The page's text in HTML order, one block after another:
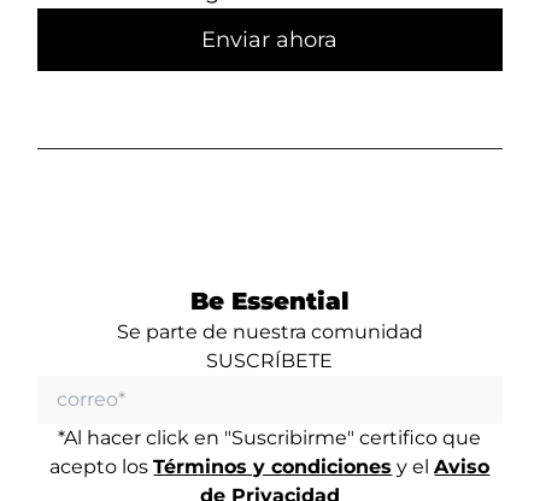
Be Essential
Se parte de nuestra comunidad
SUSCRÍBETE
*Al hacer click en "Suscribirme" certifico que
acepto losTérminos y condiciones y elAviso
de Privacidad